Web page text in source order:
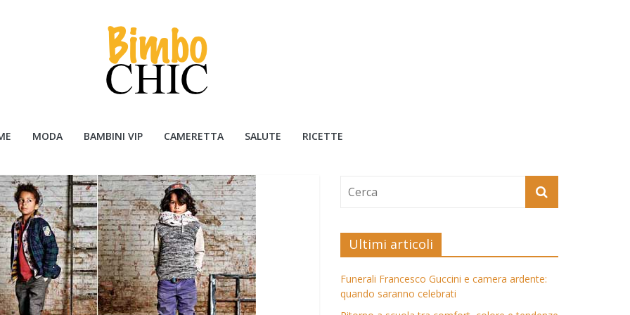
MODA BAMBINI VIP CAMERETTA SALUTE RICETTE
Ultimi articoli
Funerali Francesco Guccini e camera ardente:
quando saranno celebrati